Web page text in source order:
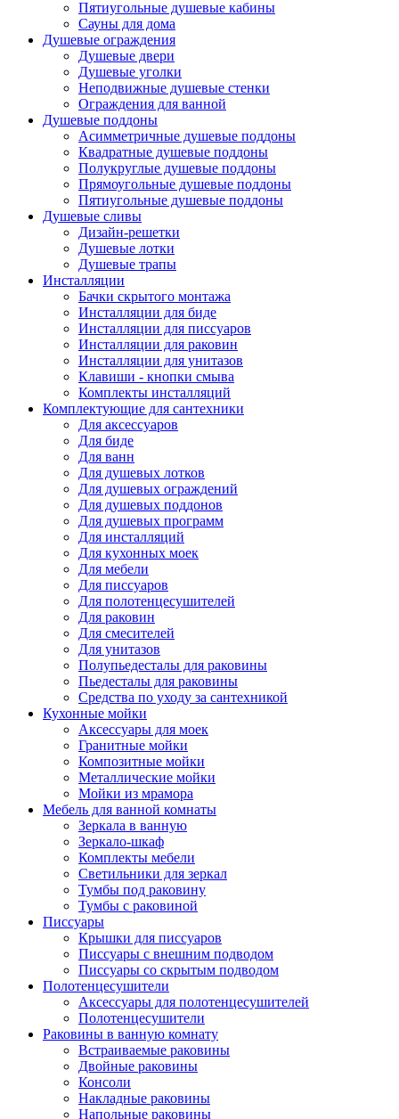
Пятиугольные душевые кабины
Сауны для дома
Душевые ограждения
Душевые двери
Душевые уголки
Неподвижные душевые стенки
Ограждения для ванной
Душевые поддоны
Асимметричные душевые поддоны
Квадратные душевые поддоны
Полукруглые душевые поддоны
Прямоугольные душевые поддоны
Пятиугольные душевые поддоны
Душевые сливы
Дизайн-решетки
Душевые лотки
Душевые трапы
Инсталляции
Бачки скрытого монтажа
Инсталляции для биде
Инсталляции для писсуаров
Инсталляции для раковин
Инсталляции для унитазов
Клавиши - кнопки смыва
Комплекты инсталляций
Комплектующие для сантехники
Для аксессуаров
Для биде
Для ванн
Для душевых лотков
Для душевых ограждений
Для душевых поддонов
Для душевых программ
Для инсталляций
Для кухонных моек
Для мебели
Для писсуаров
Для полотенцесушителей
Для раковин
Для смесителей
Для унитазов
Полупьедесталы для раковины
Пьедесталы для раковины
Средства по уходу за сантехникой
Кухонные мойки
Аксессуары для моек
Гранитные мойки
Композитные мойки
Металлические мойки
Мойки из мрамора
Мебель для ванной комнаты
Зеркала в ванную
Зеркало-шкаф
Комплекты мебели
Светильники для зеркал
Тумбы под раковину
Тумбы с раковиной
Писсуары
Крышки для писсуаров
Писсуары с внешним подводом
Писсуары со скрытым подводом
Полотенцесушители
Аксессуары для полотенцесушителей
Полотенцесушители
Раковины в ванную комнату
Встраиваемые раковины
Двойные раковины
Консоли
Накладные раковины
Напольные раковины